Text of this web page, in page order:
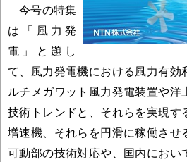
今号の特集
は「風力発
電」と題し
て、風力発電機における風力有効
ルチメガワット風力発電装置や洋
技術トレンドと、それらを実現す
増速機、それらを円滑に稼働させ
可動部の技術対応や、国内におい